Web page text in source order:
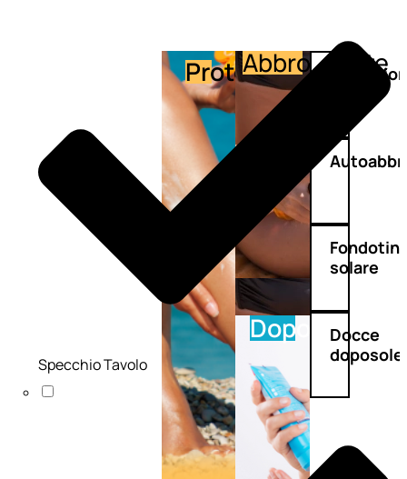
Protezione
Abbronzante
Doposole
solare
Docce
doposole
Specchio Tavolo